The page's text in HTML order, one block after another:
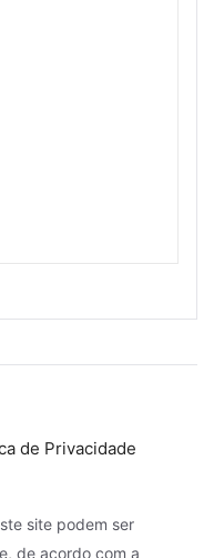
de Privacidade
site podem ser
de acordo com a